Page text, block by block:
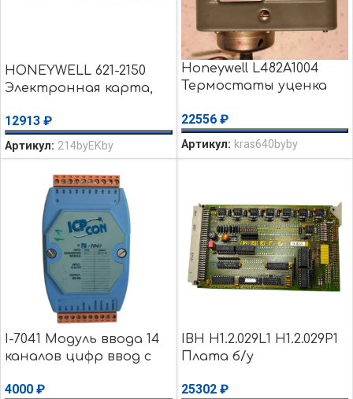
HONEYWELL 621-2150
Электронная карта,
12913 ₽
Артикул: 214byEKby
Honeywell L482A1004
Термостаты уценка
22556 ₽
Артикул: kras640byby
I-7041 Модуль ввода 14
каналов цифр ввод с
ICP на запчасти/
4000 ₽
IBH H1.2.029L1 H1.2.029P1
Плата б/у
25302 ₽